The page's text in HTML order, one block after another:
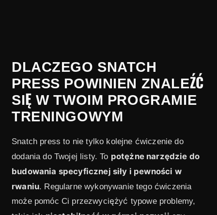
DLACZEGO SNATCH
PRESS POWINIEN ZNALEŹĆ
SIĘ W TWOIM PROGRAMIE
TRENINGOWYM
Snatch press to nie tylko kolejne ćwiczenie do
dodania do Twojej listy. To potężne narzędzie do
budowania specyficznej siły i pewności w
rwaniu. Regularne wykonywanie tego ćwiczenia
może pomóc Ci przezwyciężyć typowe problemy,